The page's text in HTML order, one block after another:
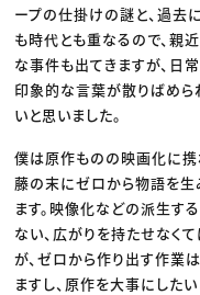
ープの仕掛けの謎と、過
も時代とも重なるので、親
な事件も出てきますが、日
印象的な言葉が散りばめら
いと思いました。
僕は原作ものの映画化に携
藤の末にゼロから物語を生
ます。映像化などの派生す
ない、広がりを持たせなく
が、ゼロから作り出す作業
ますし、原作を大事にした